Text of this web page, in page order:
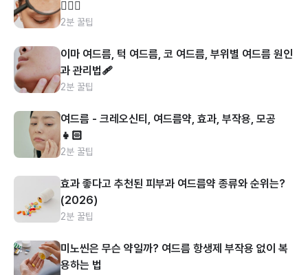
👩🏻‍⚕️
2분 꿀팁
이마 여드름, 턱 여드름, 코 여드름, 부위별 여드름 원인
과 관리법🩹
2분 꿀팁
여드름 - 크레오신티, 여드름약, 효과, 부작용, 모공
👧🏻
2분 꿀팁
효과 좋다고 추천된 피부과 여드름약 종류와 순위는?
(2026)
2분 꿀팁
미노씬은 무슨 약일까? 여드름 항생제 부작용 없이 복
용하는 법